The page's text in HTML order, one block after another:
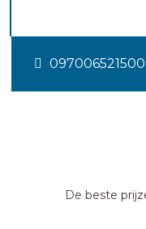
097006521500
De beste